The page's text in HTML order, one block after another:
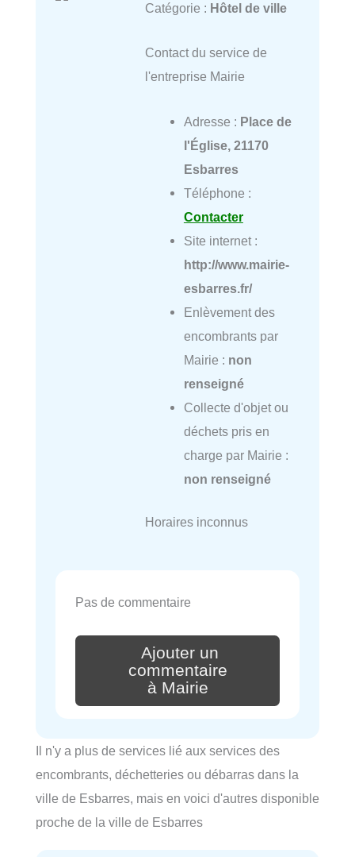
Catégorie : Hôtel de ville
Contact du service de
l'entreprise Mairie
Adresse : Place de
l'Église, 21170
Esbarres
Téléphone :
Contacter
Site internet :
http://www.mairie-
esbarres.fr/
Enlèvement des
encombrants par
Mairie : non
renseigné
Collecte d'objet ou
déchets pris en
charge par Mairie :
non renseigné
Horaires inconnus
Pas de commentaire
Ajouter un
commentaire
à Mairie
Il n'y a plus de services lié aux services des
encombrants, déchetteries ou débarras dans la
ville de Esbarres, mais en voici d'autres disponible
proche de la ville de Esbarres